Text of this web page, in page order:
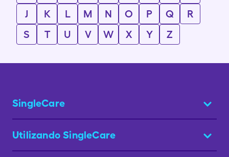
J
K L M N O P Q
R
S
T U V W X Y Z
SingleCare
Utilizando SingleCare